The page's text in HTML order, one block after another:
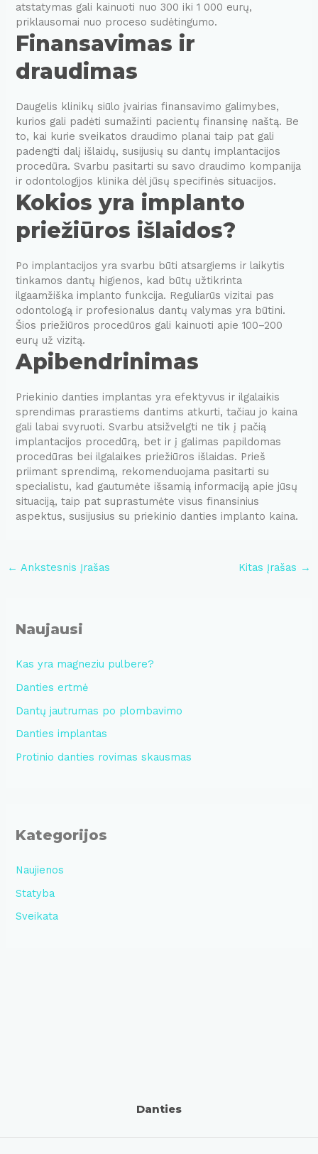
atstatymas gali kainuoti nuo 300 iki 1 000 eurų,
priklausomai nuo proceso sudėtingumo.
Finansavimas ir
draudimas
Daugelis klinikų siūlo įvairias finansavimo galimybes,
kurios gali padėti sumažinti pacientų finansinę naštą. Be
to, kai kurie sveikatos draudimo planai taip pat gali
padengti dalį išlaidų, susijusių su dantų implantacijos
procedūra. Svarbu pasitarti su savo draudimo kompanija
ir odontologijos klinika dėl jūsų specifinės situacijos.
Kokios yra implanto
priežiūros išlaidos?
Po implantacijos yra svarbu būti atsargiems ir laikytis
tinkamos dantų higienos, kad būtų užtikrinta
ilgaamžiška implanto funkcija. Reguliarūs vizitai pas
odontologą ir profesionalus dantų valymas yra būtini.
Šios priežiūros procedūros gali kainuoti apie 100–200
eurų už vizitą.
Apibendrinimas
Priekinio danties implantas yra efektyvus ir ilgalaikis
sprendimas prarastiems dantims atkurti, tačiau jo kaina
gali labai svyruoti. Svarbu atsižvelgti ne tik į pačią
implantacijos procedūrą, bet ir į galimas papildomas
procedūras bei ilgalaikes priežiūros išlaidas. Prieš
priimant sprendimą, rekomenduojama pasitarti su
specialistu, kad gautumėte išsamią informaciją apie jūsų
situaciją, taip pat suprastumėte visus finansinius
aspektus, susijusius su priekinio danties implanto kaina.
Post
← Ankstesnis Įrašas Kitas Įrašas →
Naujausi
Kas yra magneziu pulbere?
Danties ertmė
Dantų jautrumas po plombavimo
Danties implantas
Protinio danties rovimas skausmas
Kategorijos
Naujienos
Statyba
Sveikata
Danties